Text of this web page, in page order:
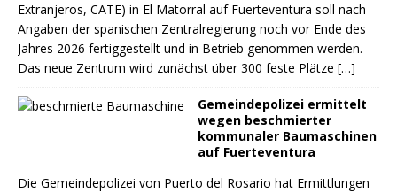
Extranjeros, CATE) in El Matorral auf Fuerteventura soll nach
Angaben der spanischen Zentralregierung noch vor Ende des
Jahres 2026 fertiggestellt und in Betrieb genommen werden.
Das neue Zentrum wird zunächst über 300 feste Plätze […]
Gemeindepolizei ermittelt
wegen beschmierter
kommunaler Baumaschinen
auf Fuerteventura
Die Gemeindepolizei von Puerto del Rosario hat Ermittlungen